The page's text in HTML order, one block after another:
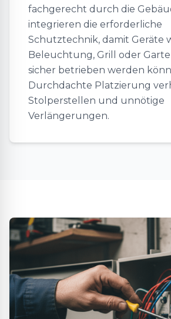
fachgerecht durch die
integrieren die erforderliche
Schutztechnik, damit Geräte
Beleuchtung, Grill oder
sicher betrieben werden
Durchdachte Platzierung
Stolperstellen und unnötige
Verlängerungen.